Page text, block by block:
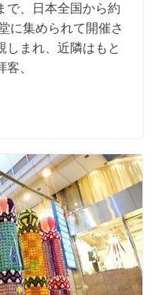
で、日本全国から約
に集められて開催さ
しまれ、近隣はもと
、